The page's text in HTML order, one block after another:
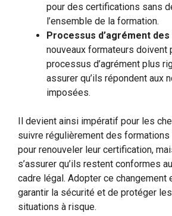
pour des certifications sans
l’ensemble de la formation.
Processus d’agrément
nouveaux formateurs doivent
processus d’agrément plus
assurer qu’ils répondent aux
imposées.
Il devient ainsi impératif pour les
suivre régulièrement des formations
pour renouveler leur certification,
s’assurer qu’ils restent conformes
cadre légal. Adopter ce changement
garantir la sécurité et de protéger
situations à risque.